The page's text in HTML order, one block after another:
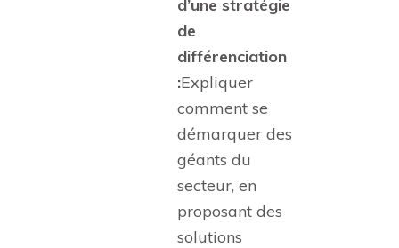
d’une stratégie
de
différenciation
:Expliquer
comment se
démarquer des
géants du
secteur, en
proposant des
solutions